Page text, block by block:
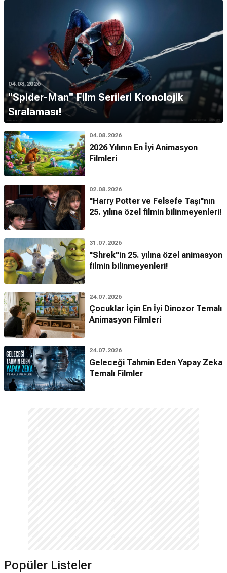
04.08.2026
''Spider-Man'' Film Serileri Kronolojik
Sıralaması!
04.08.2026
2026 Yılının En İyi Animasyon
Filmleri
02.08.2026
"Harry Potter ve Felsefe Taşı"nın
25. yılına özel filmin bilinmeyenleri!
31.07.2026
"Shrek"in 25. yılına özel animasyon
filmin bilinmeyenleri!
24.07.2026
Çocuklar İçin En İyi Dinozor Temalı
Animasyon Filmleri
24.07.2026
Geleceği Tahmin Eden Yapay Zeka
Temalı Filmler
Popüler Listeler